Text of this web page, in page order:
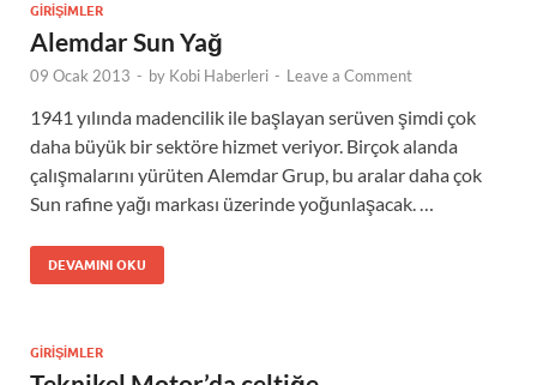
GIRIŞIMLER
Alemdar Sun Yağ
09 Ocak 2013 - by Kobi Haberleri - Leave a Comment
1941 yılında madencilik ile başlayan serüven şimdi çok
daha büyük bir sektöre hizmet veriyor. Birçok alanda
çalışmalarını yürüten Alemdar Grup, bu aralar daha çok
Sun rafine yağı markası üzerinde yoğunlaşacak. …
DEVAMINI OKU
GIRIŞIMLER